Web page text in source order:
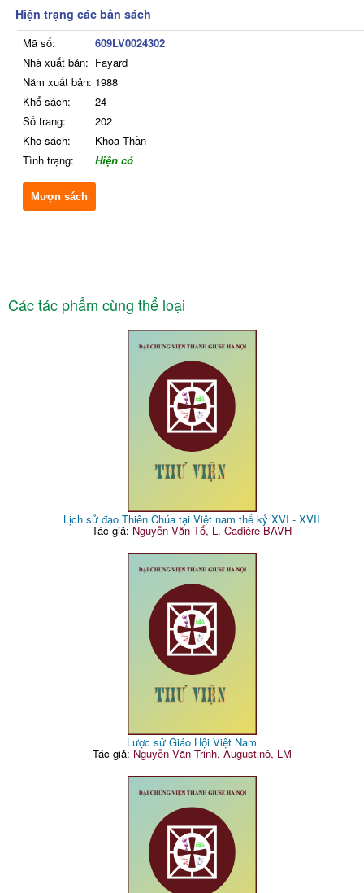
Hiện trạng các bản sách
Mã số:
609LV0024302
Nhà xuất bản: Fayard
Năm xuất bản: 1988
Khổ sách:
24
Số trang:
202
Kho sách:
Khoa Thần
Tình trạng:
Hiện có
Mượn sách
Các tác phẩm cùng thể loại
Lịch sử đạo Thiên Chúa tại Việt nam thế kỷ XVI - XVII
Tác giả: Nguyễn Văn Tố, L. Cadière BAVH
Lược sử Giáo Hội Việt Nam
Tác giả: Nguyễn Văn Trinh, Augustinô, LM